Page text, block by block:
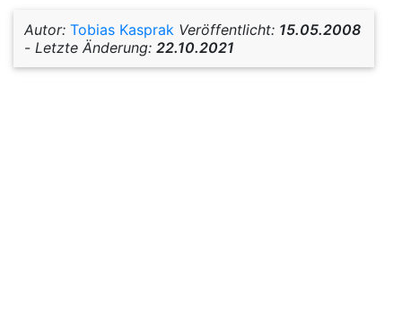
Autor: Tobias Kasprak Veröffentlicht: 15.05.2008
- Letzte Änderung: 22.10.2021